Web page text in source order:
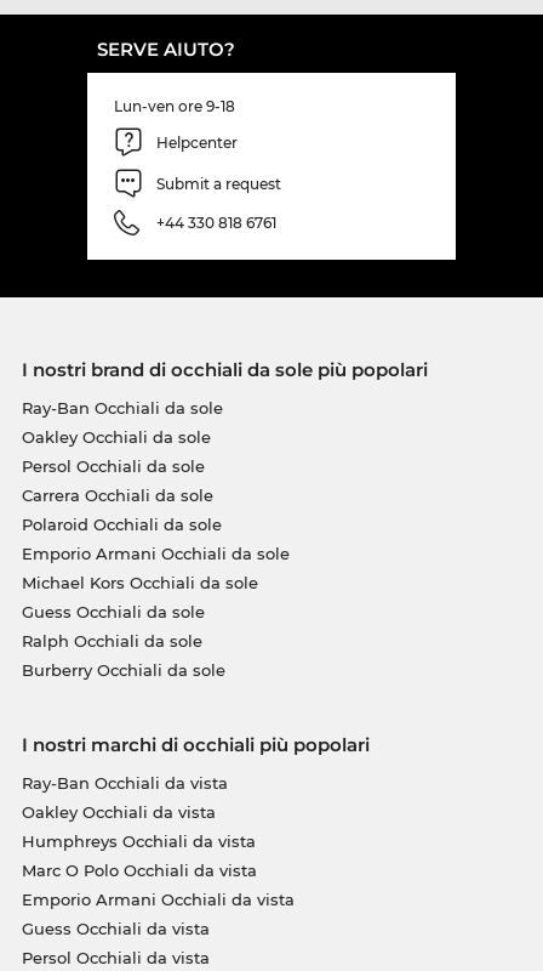
SERVE AIUTO?
Lun-ven ore 9-18
Helpcenter
Submit a request
+44 330 818 6761
I nostri brand di occhiali da sole più popolari
Ray-Ban Occhiali da sole
Oakley Occhiali da sole
Persol Occhiali da sole
Carrera Occhiali da sole
Polaroid Occhiali da sole
Emporio Armani Occhiali da sole
Michael Kors Occhiali da sole
Guess Occhiali da sole
Ralph Occhiali da sole
Burberry Occhiali da sole
I nostri marchi di occhiali più popolari
Ray-Ban Occhiali da vista
Oakley Occhiali da vista
Humphreys Occhiali da vista
Marc O Polo Occhiali da vista
Emporio Armani Occhiali da vista
Guess Occhiali da vista
Persol Occhiali da vista